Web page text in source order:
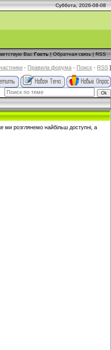
Суббота, 2026-08-08
Вас Гость|Обратная связь|RSS
· Правила форума · Поиск · RSS ]
ми розглянемо найбільш доступні, а